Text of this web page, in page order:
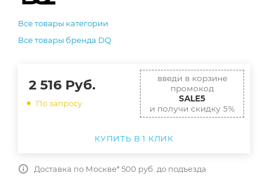
Все товары категории
Все товары бренда DQ
2 516 Руб.
По запросу
введи в корзине
промокод
SALE5
и получи скидку 5%
КУПИТЬ В 1 КЛИК
Доставка по Москве* 500 руб. до подъезда